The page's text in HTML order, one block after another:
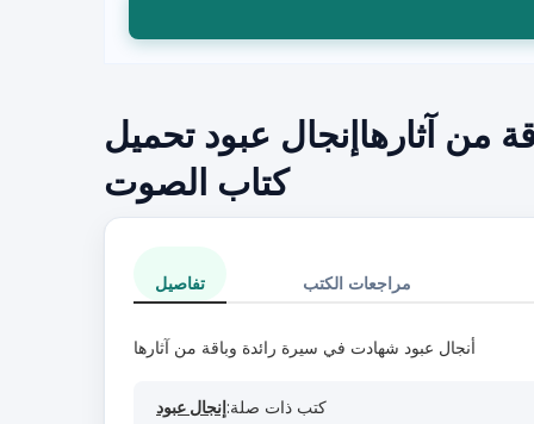
من آثارهاإنجال عبود تحميل
كتاب الصوت
تفاصيل مراجعات الكتب
أنجال عبود شهادت في سيرة رائدة وباقة من آثارها
كتب ذات صلة:إنجال عبود